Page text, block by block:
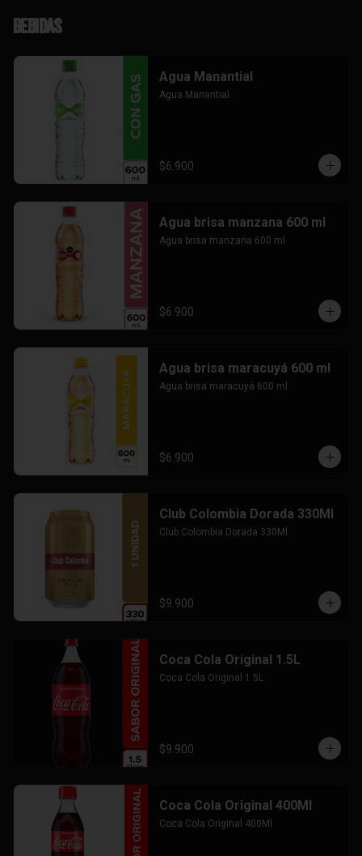
Bebidas
Agua Manantial
Agua Manantial
$6.900
Agua brisa manzana 600 ml
Agua brisa manzana 600 ml
$6.900
Agua brisa maracuyá 600 ml
Agua brisa maracuyá 600 ml
$6.900
Club Colombia Dorada 330Ml
Club Colombia Dorada 330Ml
$9.900
Coca Cola Original 1.5L
Coca Cola Original 1.5L
$9.900
Coca Cola Original 400Ml
Coca Cola Original 400Ml